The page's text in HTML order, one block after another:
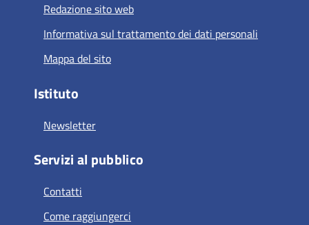
Redazione sito web
Informativa sul trattamento dei dati personali
Mappa del sito
Istituto
Newsletter
Servizi al pubblico
Contatti
Come raggiungerci